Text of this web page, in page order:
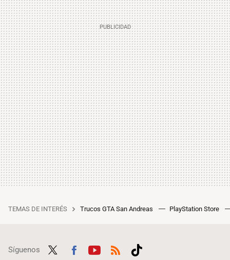
TEMAS DE INTERÉS Trucos GTA San Andreas PlayStation Store
Síguenos